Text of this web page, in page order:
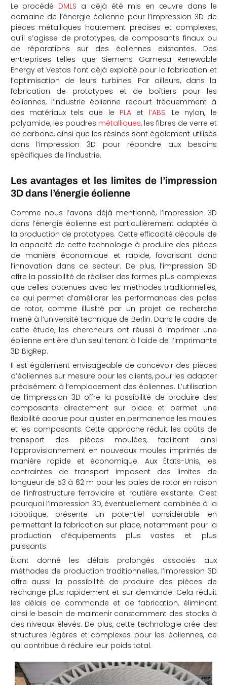
Le procédé DMLS a déjà été mis en œuvre dans le
domaine de l’énergie éolienne pour l’impression 3D de
pièces métalliques hautement précises et complexes,
qu’il s’agisse de prototypes, de composants finaux ou
de réparations sur des éoliennes existantes. Des
entreprises telles que Siemens Gamesa Renewable
Energy et Vestas l’ont déjà exploité pour la fabrication et
l’optimisation de leurs turbines. Par ailleurs, dans la
fabrication de prototypes et de boîtiers pour les
éoliennes, l’industrie éolienne recourt fréquemment à
des matériaux tels que le PLA et l’ABS. Le nylon, le
polyamide, les poudres métalliques, les fibres de verre et
de carbone, ainsi que les résines sont également utilisés
dans l’impression 3D pour répondre aux besoins
spécifiques de l’industrie.
Les avantages et les limites de l’impression
3D dans l’énergie éolienne
Comme nous l’avons déjà mentionné, l’impression 3D
dans l’énergie éolienne est particulièrement adaptée à
la production de prototypes. Cette efficacité découle de
la capacité de cette technologie à produire des pièces
de manière économique et rapide, favorisant donc
l’innovation dans ce secteur. De plus, l’impression 3D
offre la possibilité de réaliser des formes plus complexes
que celles obtenues avec les méthodes traditionnelles,
ce qui permet d’améliorer les performances des pales
de rotor, comme illustré par un projet de recherche
mené à l’université technique de Berlin. Dans le cadre de
cette étude, les chercheurs ont réussi à imprimer une
éolienne entière d’un seul tenant à l’aide de l’imprimante
3D BigRep.
Il est également envisageable de concevoir des pièces
d’éoliennes sur mesure pour les clients, pour les adapter
précisément à l’emplacement des éoliennes. L’utilisation
de l’impression 3D offre la possibilité de produire des
composants directement sur place et permet une
flexibilité accrue pour ajuster en permanence les moules
et les composants. Cette approche réduit les coûts de
transport des pièces moulées, facilitant ainsi
l’approvisionnement en nouveaux moules imprimés de
manière rapide et économique. Aux États-Unis, les
contraintes de transport imposent des limites de
longueur de 53 à 62 m pour les pales de rotor en raison
de l’infrastructure ferroviaire et routière existante. C’est
pourquoi l’impression 3D, éventuellement combinée à la
robotique, présente un potentiel considérable en
permettant la fabrication sur place, notamment pour la
production d’équipements plus vastes et plus
puissants.
Étant donné les délais prolongés associés aux
méthodes de production traditionnelles, l’impression 3D
offre aussi la possibilité de produire des pièces de
rechange plus rapidement et sur demande. Cela réduit
les délais de commande et de fabrication, éliminant
ainsi le besoin de maintenir constamment des stocks à
des niveaux élevés. De plus, cette technologie crée des
structures légères et complexes pour les éoliennes, ce
qui contribue à réduire leur poids total.